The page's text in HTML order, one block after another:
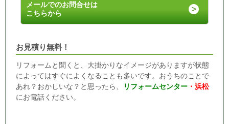
メールでのお問合せは
こちらから
お見積り無料！
リフォームと聞くと、大掛かりなイメージがありますが状態
によってはすぐによくなることも多いです。おうちのことで
あれ？おかしいな？と思ったら、
リフォームセンター ・浜松
にお電話ください。